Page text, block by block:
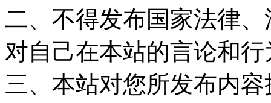
二、不得发布国家法律
对自己在本站的言论和
三、本站对您所发布内